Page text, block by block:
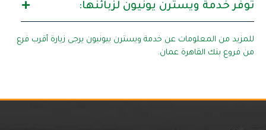
توفر خدمة ويسترن يونيون لزبائنها:
للمزيد من المعلومات عن خدمة ويسترن ييونيون يرجى زيارة أقرب فرع
من فروع بنك القاهرة عمان.